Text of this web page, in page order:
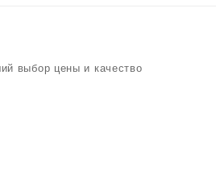
выбор цены и качество